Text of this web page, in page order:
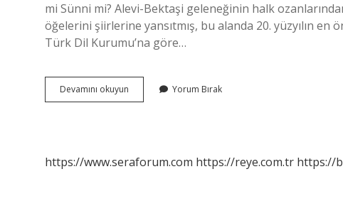
mi Sünni mi? Alevi-Bektaşi geleneğinin halk
öğelerini şiirlerine yansıtmış, bu alanda 20. yüzyılın
Türk Dil Kurumu’na göre…
Devamını okuyun
Noksani
Yorum Bırak
https://www.seraforum.com https://reye.com.tr https://